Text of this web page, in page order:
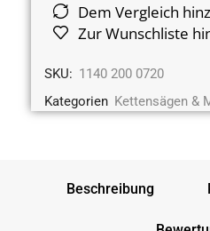
Dem Vergleich
Zur Wunschliste
SKU: 1140 200 0720
Kategorien Kettensägen &
Beschreibung